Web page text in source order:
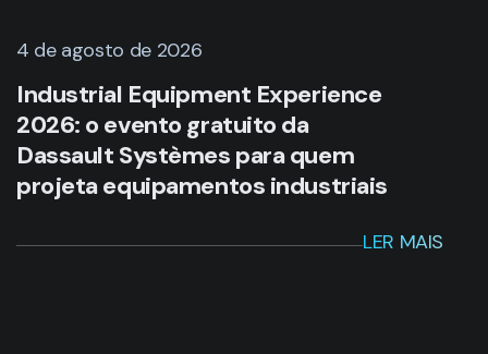
4 de agosto de 2026
Industrial Equipment Experience
2026: o evento gratuito da
Dassault Systèmes para quem
projeta equipamentos industriais
LER MAIS